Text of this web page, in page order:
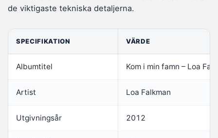
de viktigaste tekniska detaljerna.
SPECIFIKATION VÄRDE
Albumtitel Kom i min famn – Loa
Artist Loa Falkman
Utgivningsår 2012